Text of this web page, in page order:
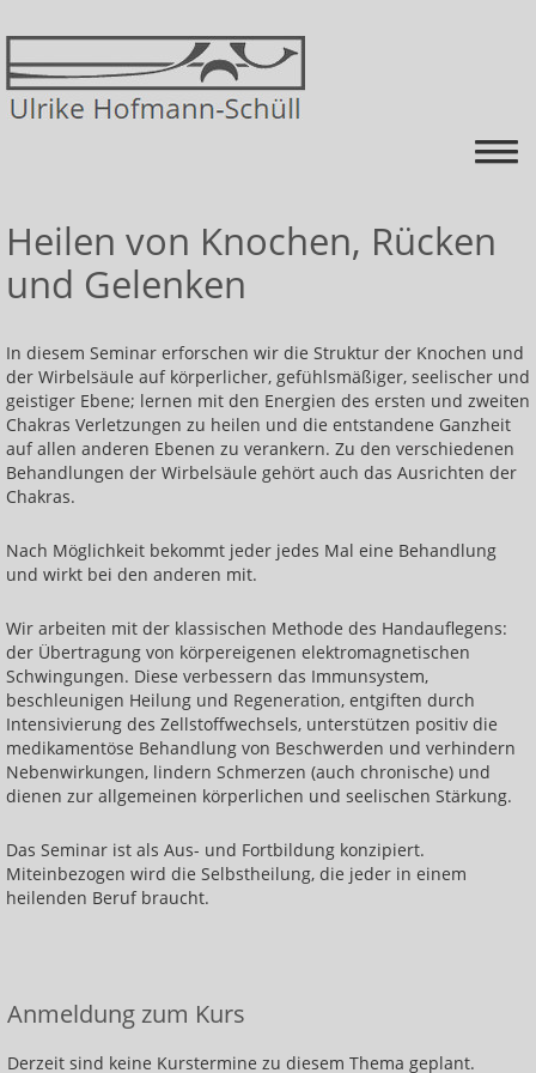
Startseite
Energiearbeit
Kurse
Himmel auf Erden=schmerz-FREI mit mehr ENERGIE
Krankheiten ganzheitlich betrachten und mit
Energie behandeln
Körperschwingung erhöhen
Einführung in die Energiearbeit
Heilen lernen: jede und jeder kann das!
Heilen der inneren Organe
Heilen von Knochen, Rücken und Gelenken
Heilen über das Nervensystem
Heilen mit den Eigenschaften der Edelmetalle
Heilen von Knochen, Rücken
und Gelenken
In diesem Seminar erforschen wir die Struktur der Knochen und
der Wirbelsäule auf körperlicher, gefühlsmäßiger, seelischer und
geistiger Ebene; lernen mit den Energien des ersten und zweiten
Chakras Verletzungen zu heilen und die entstandene Ganzheit
auf allen anderen Ebenen zu verankern. Zu den verschiedenen
Behandlungen der Wirbelsäule gehört auch das Ausrichten der
Chakras.
Nach Möglichkeit bekommt jeder jedes Mal eine Behandlung
und wirkt bei den anderen mit.
Wir arbeiten mit der klassischen Methode des Handauflegens:
der Übertragung von körpereigenen elektromagnetischen
Schwingungen. Diese verbessern das Immunsystem,
beschleunigen Heilung und Regeneration, entgiften durch
Intensivierung des Zellstoffwechsels, unterstützen positiv die
medikamentöse Behandlung von Beschwerden und verhindern
Nebenwirkungen, lindern Schmerzen (auch chronische) und
dienen zur allgemeinen körperlichen und seelischen Stärkung.
Das Seminar ist als Aus- und Fortbildung konzipiert.
Miteinbezogen wird die Selbstheilung, die jeder in einem
heilenden Beruf braucht.
Anmeldung zum Kurs
Derzeit sind keine Kurstermine zu diesem Thema geplant.